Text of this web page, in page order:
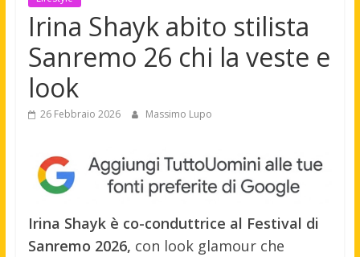
Irina Shayk abito stilista
Sanremo 26 chi la veste e
look
26 Febbraio 2026 Massimo Lupo
Irina Shayk è co-conduttrice al Festival di
Sanremo 2026, con look glamour che